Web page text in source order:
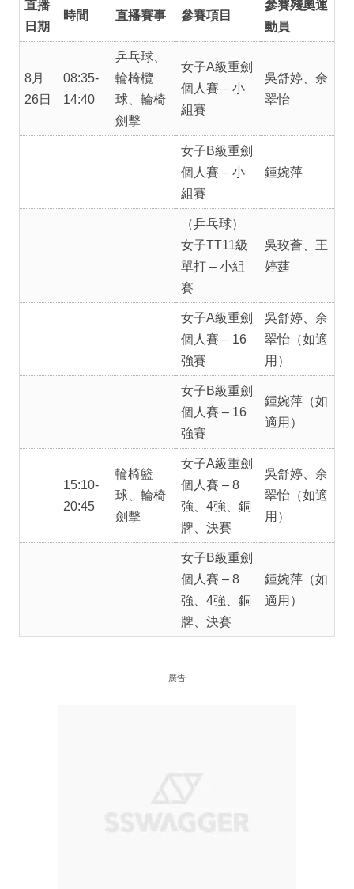
直播
日期
時間 直播賽事 參賽項目
參賽殘奧運
動員
8月
26日
08:35-
14:40
乒乓球、
輪椅欖
球、輪椅
劍擊
女子A級重劍
個人賽 – 小
組賽
吳舒婷、余
翠怡
女子B級重劍
個人賽 – 小
組賽
鍾婉萍
（乒乓球）
女子TT11級
單打 – 小組
賽
吳玫薈、王
婷莛
女子A級重劍
個人賽 – 16
強賽
吳舒婷、余
翠怡（如適
用）
女子B級重劍
個人賽 – 16
強賽
鍾婉萍（如
適用）
15:10-
20:45
輪椅籃
球、輪椅
劍擊
女子A級重劍
個人賽 – 8
強、4強、銅
牌、決賽
吳舒婷、余
翠怡（如適
用）
女子B級重劍
個人賽 – 8
強、4強、銅
牌、決賽
鍾婉萍（如
適用）
廣告